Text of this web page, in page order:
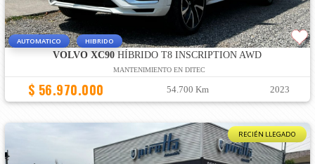
AUTOMATICO HIBRIDO
VOLVO XC90 HÍBRIDO T8 INSCRIPTION AWD
MANTENIMIENTO EN DITEC
$ 56.970.000 54.700 Km 2023
RECIÉN LLEGADO